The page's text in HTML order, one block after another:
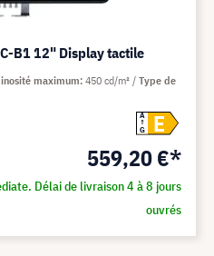
B1 12" Display tactile
A
G
E
559,20 €*
Délai de livraison 4 à 8 jours
ouvrés
maximum 450 cd/m²
Type de